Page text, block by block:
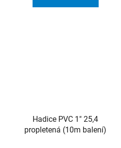
Hadice PVC 1" 25,4
propletená (10m balení)